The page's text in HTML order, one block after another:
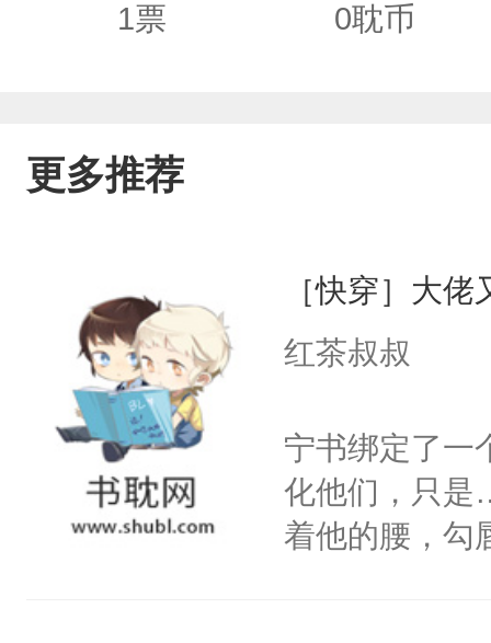
1票 0耽币
更多推荐
［快穿］大
红茶叔叔
宁书绑定了一
化他们，只是
着他的腰，勾